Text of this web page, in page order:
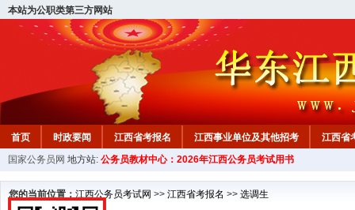
本站为公职类第三方网站
首页 时政要闻 江西省考报名 江西事业单位及其他招考 江西省
教材中心
国家公务员网 地方站: 公务员教材中心：2026年江西公务员考试用书
您的当前位置： 江西公务员考试网 >> 江西省考报名 >> 选调生